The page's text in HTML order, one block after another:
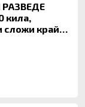
кила,
сложи край